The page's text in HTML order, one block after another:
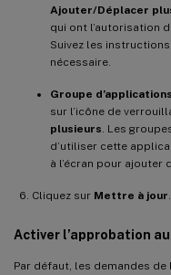
Ajouter/Déplacer
qui ont l’autorisation
Suivez les
nécessaire.
Groupe
sur l’icône de
plusieurs. Les
d’utiliser cette
à l’écran pour ajouter
Cliquez sur Mettre à jour.
Activer l’approbation
Par défaut, les demandes